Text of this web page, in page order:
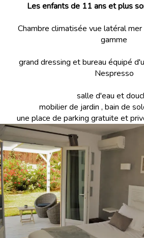
Les enfants de 11 ans et plus
Chambre climatisée vue latéral
gamme
grand dressing et bureau équipé
Nespresso
salle d'eau et
mobilier de jardin , bain de
une place de parking gratuite et